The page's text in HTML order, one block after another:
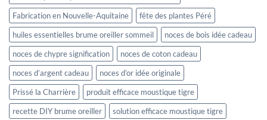
Fabrication en Nouvelle-Aquitaine
fête des plantes Péré
huiles essentielles brume oreiller sommeil
noces de bois idée cadeau
noces de chypre signification
noces de coton cadeau
noces d’argent cadeau
noces d’or idée originale
Prissé la Charrière
produit efficace moustique tigre
recette DIY brume oreiller
solution efficace moustique tigre